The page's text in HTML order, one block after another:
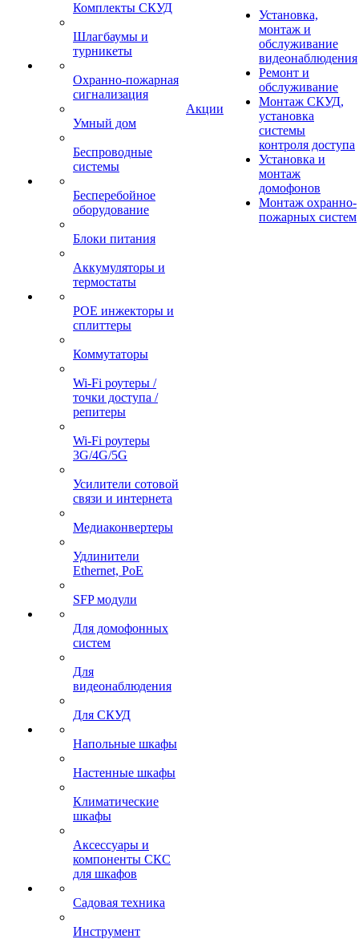
Комплекты СКУД
Шлагбаумы и
турникеты
Охранно-пожарная
сигнализация
Умный дом
Беспроводные
системы
Бесперебойное
оборудование
Блоки питания
Аккумуляторы и
термостаты
POE инжекторы и
сплиттеры
Коммутаторы
Wi-Fi роутеры /
точки доступа /
репитеры
Wi-Fi роутеры
3G/4G/5G
Усилители сотовой
связи и интернета
Медиаконвертеры
Удлинители
Ethernet, PoE
SFP модули
Для домофонных
систем
Для
видеонаблюдения
Для СКУД
Напольные шкафы
Настенные шкафы
Климатические
шкафы
Аксессуары и
компоненты СКС
для шкафов
Садовая техника
Инструмент
Акции
Установка,
монтаж и
обслуживание
видеонаблюдения
Ремонт и
обслуживание
Монтаж СКУД,
установка
системы
контроля доступа
Установка и
монтаж
домофонов
Монтаж охранно-
пожарных систем